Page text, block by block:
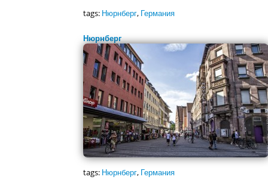
tags: Нюрнберг, Германия
Нюрнберг
tags: Нюрнберг, Германия